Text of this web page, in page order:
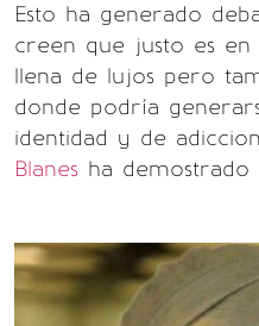
Esto ha generado
creen que justo es en
llena de lujos pero
donde podría
identidad y de
Blanes ha demostrado